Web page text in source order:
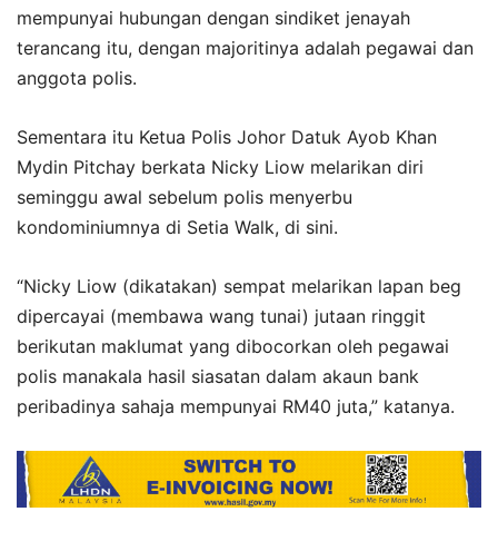
mempunyai hubungan dengan sindiket jenayah
terancang itu, dengan majoritinya adalah pegawai dan
anggota polis.
Sementara itu Ketua Polis Johor Datuk Ayob Khan
Mydin Pitchay berkata Nicky Liow melarikan diri
seminggu awal sebelum polis menyerbu
kondominiumnya di Setia Walk, di sini.
“Nicky Liow (dikatakan) sempat melarikan lapan beg
dipercayai (membawa wang tunai) jutaan ringgit
berikutan maklumat yang dibocorkan oleh pegawai
polis manakala hasil siasatan dalam akaun bank
peribadinya sahaja mempunyai RM40 juta,” katanya.